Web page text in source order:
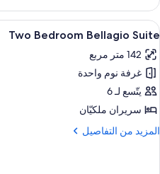
Fountain
View
Penthouse
استعراض
جميع
صور
Two
Bedroom
Bellagio
Suite
5
Two Bedroom Bellagio Suite
142 متر مربع
غرفة نوم واحدة
يتّسع لـ 6
سريران ملكيّان
المزيد من التفاصيل
المزيد